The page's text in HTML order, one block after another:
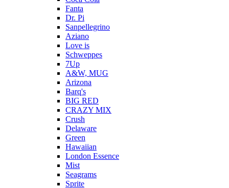
Fanta
Dr. Pi
Sanpellegrino
Aziano
Love is
Schweppes
7Up
A&W, MUG
Arizona
Barq's
BIG RED
CRAZY MIX
Crush
Delaware
Green
Hawaiian
London Essence
Mist
Seagrams
Sprite